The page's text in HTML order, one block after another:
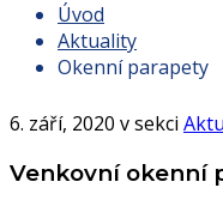
Úvod
Aktuality
Okenní parapety
6. září, 2020 v sekci
Venkovní okenní